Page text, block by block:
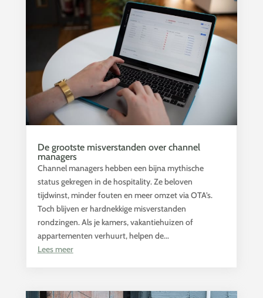
De grootste misverstanden over channel
managers
Channel managers hebben een bijna mythische
status gekregen in de hospitality. Ze beloven
tijdwinst, minder fouten en meer omzet via OTA’s.
Toch blijven er hardnekkige misverstanden
rondzingen. Als je kamers, vakantiehuizen of
appartementen verhuurt, helpen de...
Lees meer